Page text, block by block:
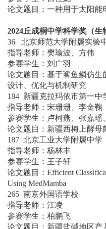
论文题目：一种用于太阳能
2024丘成桐中学科学奖（生
36 北京师范大学附属实验
指导老师：樊瑜波、方伟
参赛学生：刘广羽
论文题目：基于鲨鱼鳞仿生
设计、优化与机制研究
184 新疆克拉玛依市第一中
指导老师：宋珊珊、李金鞠
参赛学生：卢柯燕、张嘉瑶
论文题目：新疆西梅上酵母
187 北京工业大学附属中学
指导老师：杨林丰
参赛学生：王子轩
论文题目：Efficient
Using MedMamba
265 南京外国语学校
指导老师：江凌
参赛学生：柏鹏飞
论文题目：新疆盐碱地区